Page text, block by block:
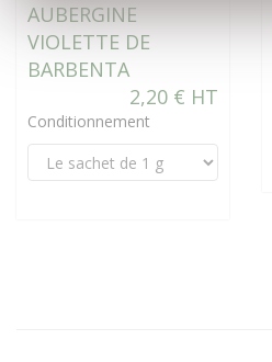
AUBERGINE
VIOLETTE DE
BARBENTA
2,20 € HT
Conditionnement